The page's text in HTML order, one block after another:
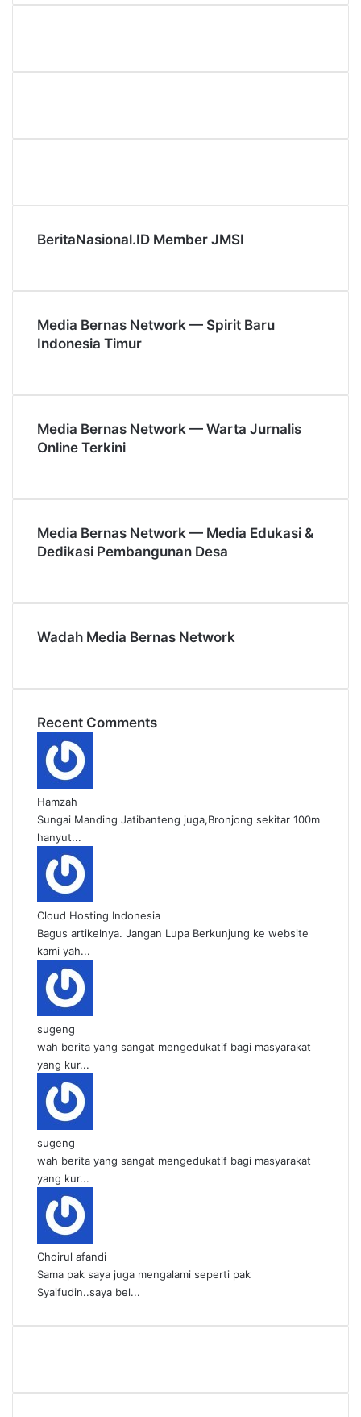
BeritaNasional.ID Member JMSI
Media Bernas Network — Spirit Baru
Indonesia Timur
Media Bernas Network — Warta Jurnalis
Online Terkini
Media Bernas Network — Media Edukasi &
Dedikasi Pembangunan Desa
Wadah Media Bernas Network
Recent Comments
Hamzah
Sungai Manding Jatibanteng juga,Bronjong sekitar 100m
hanyut...
Cloud Hosting Indonesia
Bagus artikelnya. Jangan Lupa Berkunjung ke website
kami yah...
sugeng
wah berita yang sangat mengedukatif bagi masyarakat
yang kur...
sugeng
wah berita yang sangat mengedukatif bagi masyarakat
yang kur...
Choirul afandi
Sama pak saya juga mengalami seperti pak
Syaifudin..saya bel...